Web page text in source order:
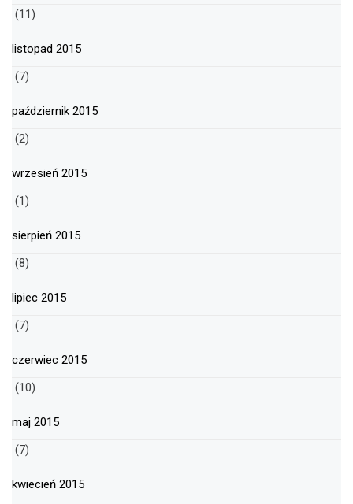
(11)
listopad 2015
(7)
październik 2015
(2)
wrzesień 2015
(1)
sierpień 2015
(8)
lipiec 2015
(7)
czerwiec 2015
(10)
maj 2015
(7)
kwiecień 2015